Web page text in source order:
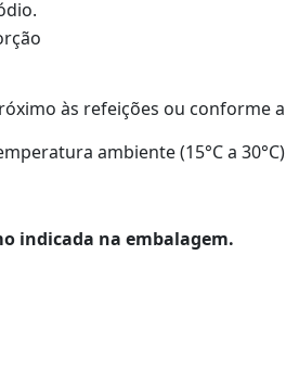
às refeições ou conforme
ambiente (15°C a
indicada na embalagem.